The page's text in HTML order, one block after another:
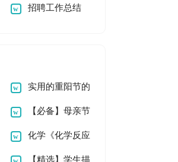
结汇编15篇
招聘工作总结
实用的重阳节的
作文600字3篇
【必备】母亲节
的作文100字锦集十
篇
化学《化学反应
中的能量变化》教案
【精选】学生描